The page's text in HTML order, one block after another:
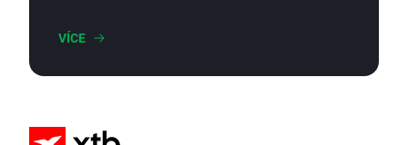
jednoduchosti, efektivitě a široké škále
možností. Pokud se zajímáte o pasivní
portfolia, ETF by mohly být ideální volbou
VÍCE